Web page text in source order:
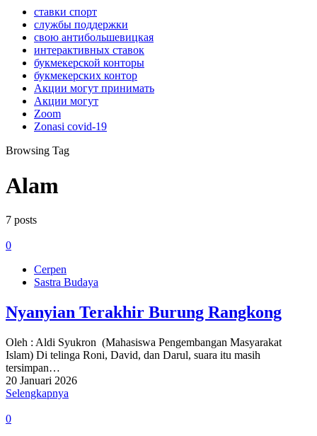
ставки спорт
службы поддержки
свою антибольшевицкая
интерактивных ставок
букмекерской конторы
букмекерских контор
Акции могут принимать
Акции могут
Zoom
Zonasi covid-19
Browsing Tag
Alam
7 posts
0
Cerpen
Sastra Budaya
Nyanyian Terakhir Burung Rangkong
Oleh : Aldi Syukron (Mahasiswa Pengembangan Masyarakat
Islam) Di telinga Roni, David, dan Darul, suara itu masih
tersimpan…
20 Januari 2026
Selengkapnya
0